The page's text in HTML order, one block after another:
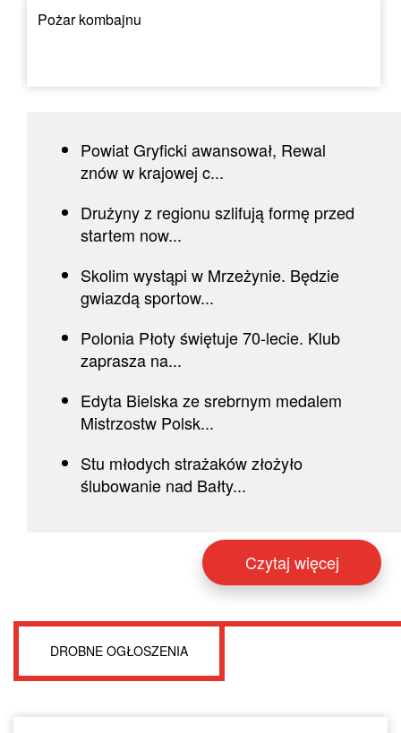
Pożar kombajnu
Powiat Gryficki awansował, Rewal
znów w krajowej c...
Drużyny z regionu szlifują formę przed
startem now...
Skolim wystąpi w Mrzeżynie. Będzie
gwiazdą sportow...
Polonia Płoty świętuje 70-lecie. Klub
zaprasza na...
Edyta Bielska ze srebrnym medalem
Mistrzostw Polsk...
Stu młodych strażaków złożyło
ślubowanie nad Bałty...
Czytaj więcej
DROBNE OGŁOSZENIA